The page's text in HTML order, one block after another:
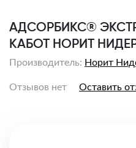
АДСОРБИКС®
КАБОТ НОРИТ
Производитель: Норит
Отзывов нет Оставить